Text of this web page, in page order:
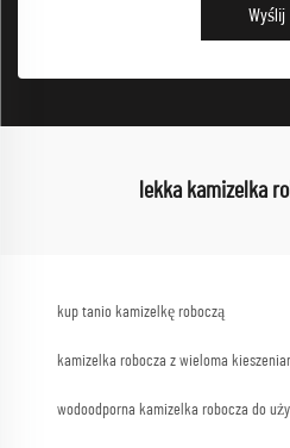
Wyślij
lekka kamizelka
kup tanio kamizelkę roboczą
kamizelka robocza z wieloma
wodoodporna kamizelka robocza do